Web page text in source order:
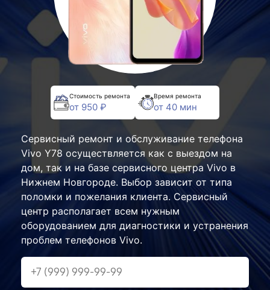
Стоимость ремонта
от 950 ₽
Время ремонта
от 40 мин
Сервисный ремонт и обслуживание телефона
Vivo Y78 осуществляется как с выездом на
дом, так и на базе сервисного центра Vivo в
Нижнем Новгороде. Выбор зависит от типа
поломки и пожелания клиента. Сервисный
центр располагает всем нужным
оборудованием для диагностики и устранения
проблем телефонов Vivo.